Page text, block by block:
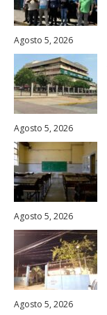
Agosto 5, 2026
Agosto 5, 2026
Agosto 5, 2026
Agosto 5, 2026